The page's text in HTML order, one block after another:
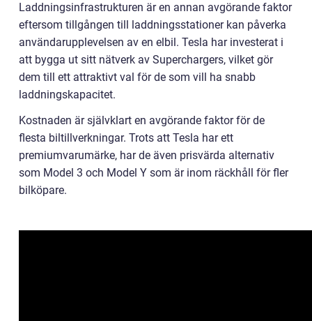
Laddningsinfrastrukturen är en annan avgörande faktor
eftersom tillgången till laddningsstationer kan påverka
användarupplevelsen av en elbil. Tesla har investerat i
att bygga ut sitt nätverk av Superchargers, vilket gör
dem till ett attraktivt val för de som vill ha snabb
laddningskapacitet.
Kostnaden är självklart en avgörande faktor för de
flesta biltillverkningar. Trots att Tesla har ett
premiumvarumärke, har de även prisvärda alternativ
som Model 3 och Model Y som är inom räckhåll för fler
bilköpare.